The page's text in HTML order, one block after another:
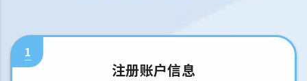
1
注册账户信息